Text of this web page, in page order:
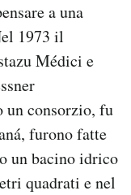
a una
1973 il
Médici e
un consorzio, fu
furono fatte
un bacino idrico
quadrati e nel